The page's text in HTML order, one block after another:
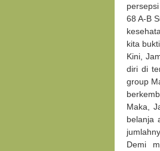
68 A-B
kita
Kini,
diri di
group
Maka,
belanja
Demi